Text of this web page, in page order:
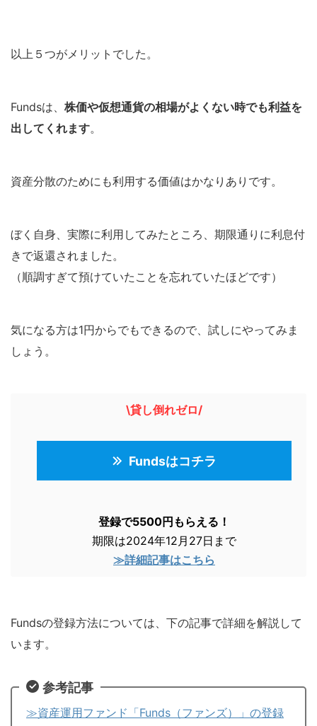
以上５つがメリットでした。
Fundsは、 株価や仮想通貨の相場がよくない時でも利益を
出してくれます。
資産分散のためにも利用する価値はかなりありです。
ぼく自身、実際に利用してみたところ、期限通りに利息付
きで返還されました。
（順調すぎて預けていたことを忘れていたほどです）
気になる方は1円からでもできるので、試しにやってみま
しょう。
\貸し倒れゼロ/
Fundsはコチラ
登録で5500円もらえる！
期限は2024年12月27日まで
≫詳細記事はこちら
Fundsの登録方法については、下の記事で詳細を解説して
います。
参考記事
≫資産運用ファンド「Funds（ファンズ）」の登録